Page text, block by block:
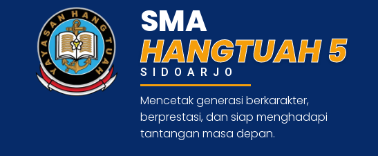
SMA
HANGTUAH 5
SIDOARJO
Mencetak generasi berkarakter,
berprestasi, dan siap menghadapi
tantangan masa depan.